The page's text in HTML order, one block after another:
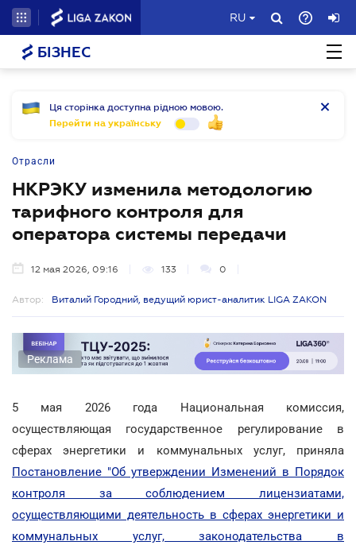
RU
БІЗНЕС
Ця сторінка доступна рідною мовою.
Перейти на українську
Отрасли
НКРЭКУ изменила методологию
тарифного контроля для
оператора системы передачи
12 мая 2026, 09:16 133 0
Автор: Виталий Городний, ведущий юрист-аналитик LIGA ZAKON
Реклама
5 мая 2026 года Национальная комиссия,
осуществляющая государственное регулирование в
сферах энергетики и коммунальных услуг, приняла
Постановление "Об утверждении Изменений в Порядок
контроля за соблюдением лицензиатами,
осуществляющими деятельность в сферах энергетики и
коммунальных услуг, законодательства в